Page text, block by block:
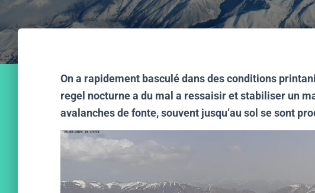
On a rapidement basculé dans des conditions
regel nocturne a du mal a ressaisir et stabiliser un
avalanches de fonte, souvent jusqu’au sol se sont